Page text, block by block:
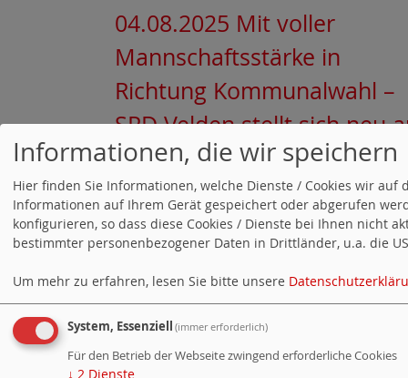
04.08.2025 Mit voller
Mannschaftsstärke in
Richtung Kommunalwahl –
SPD Velden stellt sich neu
05.01.2025 Erfolgreicher
Vortrag zur
Patientenverfügung in
20.10.2024 Ankündigung:
Vortrag von Jerry Valentin
über Patientenverfügungen
Informationen, die wir speichern
Hier finden Sie Informationen, welche Dienste / Cookies wir
Informationen auf Ihrem Gerät gespeichert oder abgerufen
konfigurieren, so dass diese Cookies / Dienste bei Ihnen nicht
bestimmter personenbezogener Daten in Drittländer, u.a. die
Um mehr zu erfahren, lesen Sie bitte unsere
System, Essenziell (immer erforderlich)
Für den Betrieb der Webseite zwingend erforderliche Cookies
↓ 2 Dienste